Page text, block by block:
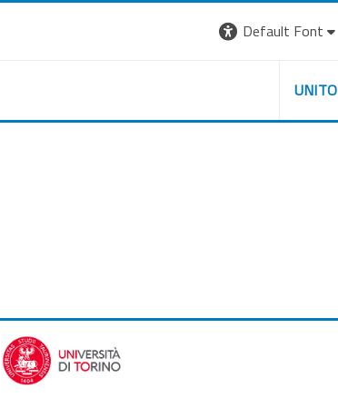
Default Font
UNITO